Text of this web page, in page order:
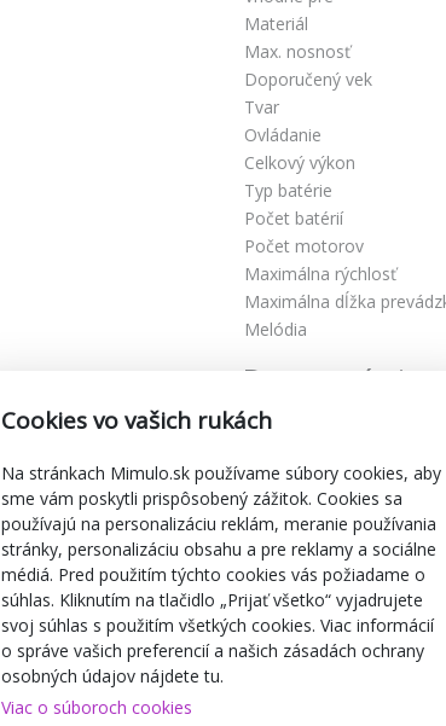
Materiál
Max. nosnosť
Doporučený vek
Tvar
Ovládanie
Celkový výkon
Typ batérie
Počet batérií
Počet motorov
Maximálna rýchlosť
Maximálna dĺžka
Melódia
Dostupné aj v
Cookies vo vašich rukách
Na stránkach Mimulo.sk používame súbory cookies, aby
sme vám poskytli prispôsobený zážitok. Cookies sa
používajú na personalizáciu reklám, meranie používania
stránky, personalizáciu obsahu a pre reklamy a sociálne
médiá. Pred použitím týchto cookies vás požiadame o
súhlas. Kliknutím na tlačidlo „Prijať všetko“ vyjadrujete
svoj súhlas s použitím všetkých cookies. Viac informácií
o správe vašich preferencií a našich zásadách ochrany
osobných údajov nájdete tu.
Viac o súboroch cookies